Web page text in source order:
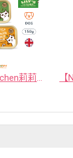
【Lily's Kitchen莉莉廚房】英國原裝進口貓罐頭/貓餐盒 85g｜國際領導天然寵物食品 ‧ 皇室認證寵物品牌